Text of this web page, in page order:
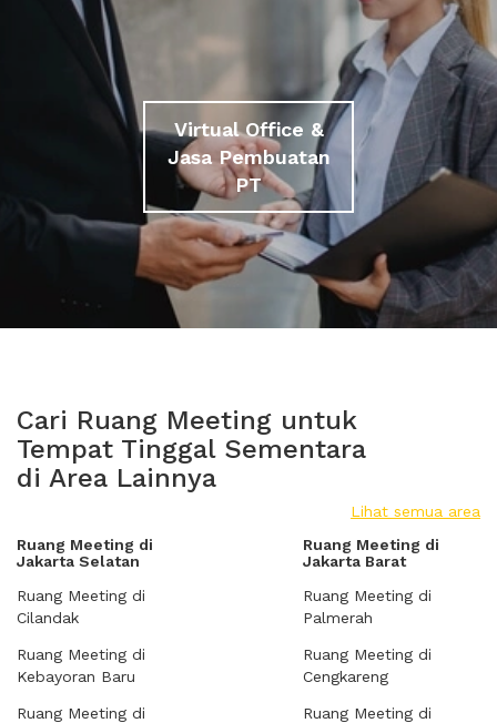
Virtual Office &
Jasa Pembuatan
PT
Cari Ruang Meeting untuk
Tempat Tinggal Sementara
di Area Lainnya
Lihat semua area
Ruang Meeting di
Jakarta Selatan
Ruang Meeting di
Cilandak
Ruang Meeting di
Kebayoran Baru
Ruang Meeting di
Ruang Meeting di
Jakarta Barat
Ruang Meeting di
Palmerah
Ruang Meeting di
Cengkareng
Ruang Meeting di